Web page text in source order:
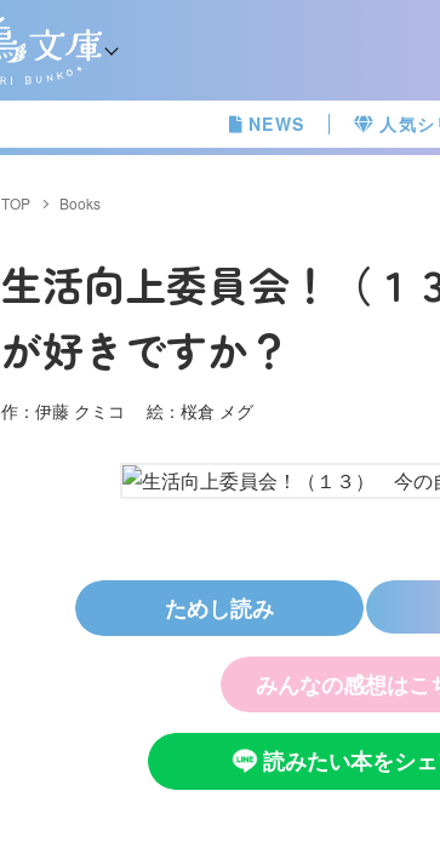
NEWS 人気
TOP Books
生活向上委員会！（
が好きですか？
作：伊藤 クミコ 絵：桜倉 メグ
ためし読み
みんなの感想はこ
読みたい本をシ
探偵チームＫＺ事件
霊は知っている
怪盗ク
ムブック